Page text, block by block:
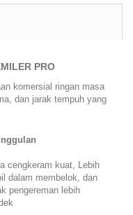
PRO
komersial ringan masa
dan jarak tempuh yang
cengkeram kuat, Lebih
dalam membelok, dan
pengereman lebih